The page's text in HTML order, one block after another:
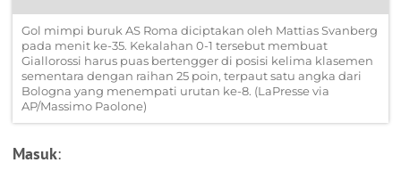
Gol mimpi buruk AS Roma diciptakan oleh Mattias Svanberg
pada menit ke-35. Kekalahan 0-1 tersebut membuat
Giallorossi harus puas bertengger di posisi kelima klasemen
sementara dengan raihan 25 poin, terpaut satu angka dari
Bologna yang menempati urutan ke-8. (LaPresse via
AP/Massimo Paolone)
Masuk: